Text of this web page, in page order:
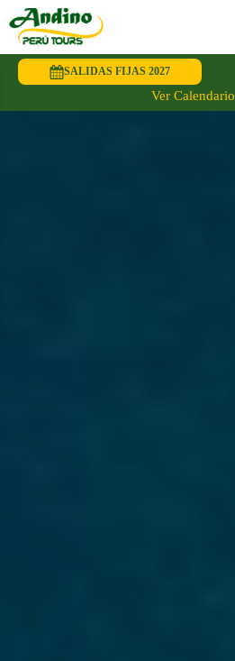
SALIDAS FIJAS 2027
Ver Calendario